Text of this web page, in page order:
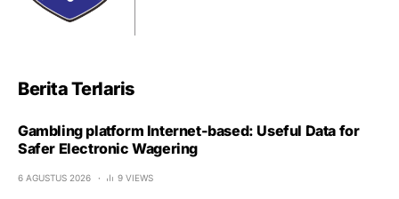
Berita Terlaris
Gambling platform Internet-based: Useful Data for
Safer Electronic Wagering
6 AGUSTUS 2026 9 VIEWS